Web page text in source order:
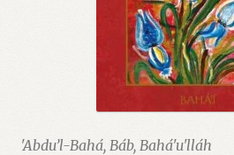
'Abdu’l-Bahá, Báb, Bahá'u'lláh